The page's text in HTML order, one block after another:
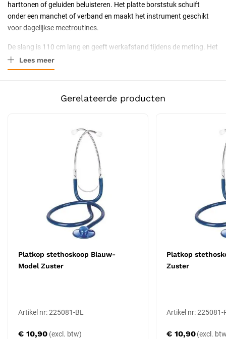
Geschiktheid Herbruikbaar, Latexvrij
Certificering
Soort
harttonen of geluiden beluisteren. Het platte borststuk schuift
onder een manchet of verband en maakt het instrument geschikt
voor dagelijkse meetroutines.
De slang is 110 cm lang en geeft werkafstand tijdens de meting. Het
platte membraan heeft een diameter van 45 mm en de metalen
beugel houdt de oorbeugels op spanning. De anti-koudering beperkt
Type: platkop stethoscoop, Model Zuster
Slanglengte: 110 cm
Borststuk: diameter 45 mm, plat membraan
Metalen beugel met anti-koudering
Latex- en nikkelvrij
Toepassing
De platte kop laat zich onder een bloeddrukmanchet of onder
verband schuiven tijdens een handmatige auscultatie. Daarmee is
verpleegkundige controles.
met Luer-Lock aansluiting.
Lees meer
Gerelateerde producten
Platkop stethoskoop Blauw-
Model Zuster
Artikel nr: 225081-BL
€ 10,90
Platkop
Zuster
Artikel nr: 225081-
€ 10,90